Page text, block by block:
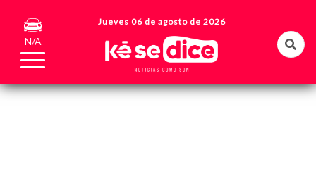
N/A
Jueves 06 de agosto de 2026